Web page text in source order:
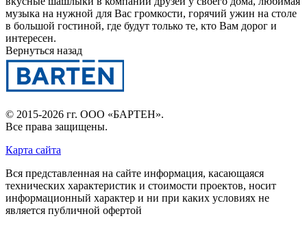
музыка на нужной для Вас громкости, горячий ужин на столе
в большой гостиной, где будут только те, кто Вам дорог и
интересен.
Вернуться назад
© 2015-2026 гг. ООО «БАРТЕН».
Все права защищены.
Карта сайта
Вся представленная на сайте информация, касающаяся
технических характеристик и стоимости проектов, носит
информационный характер и ни при каких условиях не
является публичной офертой